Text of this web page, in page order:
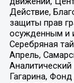
Действие,
защиты прав
осужденным и
Серебряная
Апрель,
Гагарина,